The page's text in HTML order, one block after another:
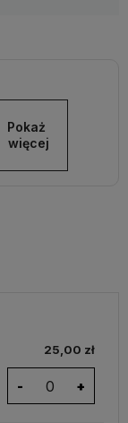
Pokaż
więcej
25,00 zł
- +